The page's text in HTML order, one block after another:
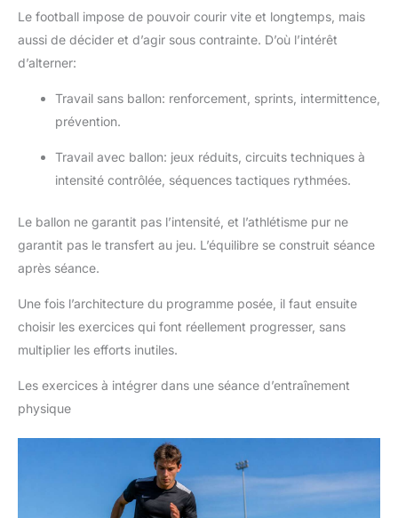
Le football impose de pouvoir courir vite et longtemps, mais
aussi de décider et d’agir sous contrainte. D’où l’intérêt
d’alterner:
Travail sans ballon: renforcement, sprints, intermittence,
prévention.
Travail avec ballon: jeux réduits, circuits techniques à
intensité contrôlée, séquences tactiques rythmées.
Le ballon ne garantit pas l’intensité, et l’athlétisme pur ne
garantit pas le transfert au jeu. L’équilibre se construit séance
après séance.
Une fois l’architecture du programme posée, il faut ensuite
choisir les exercices qui font réellement progresser, sans
multiplier les efforts inutiles.
Les exercices à intégrer dans une séance d’entraînement
physique